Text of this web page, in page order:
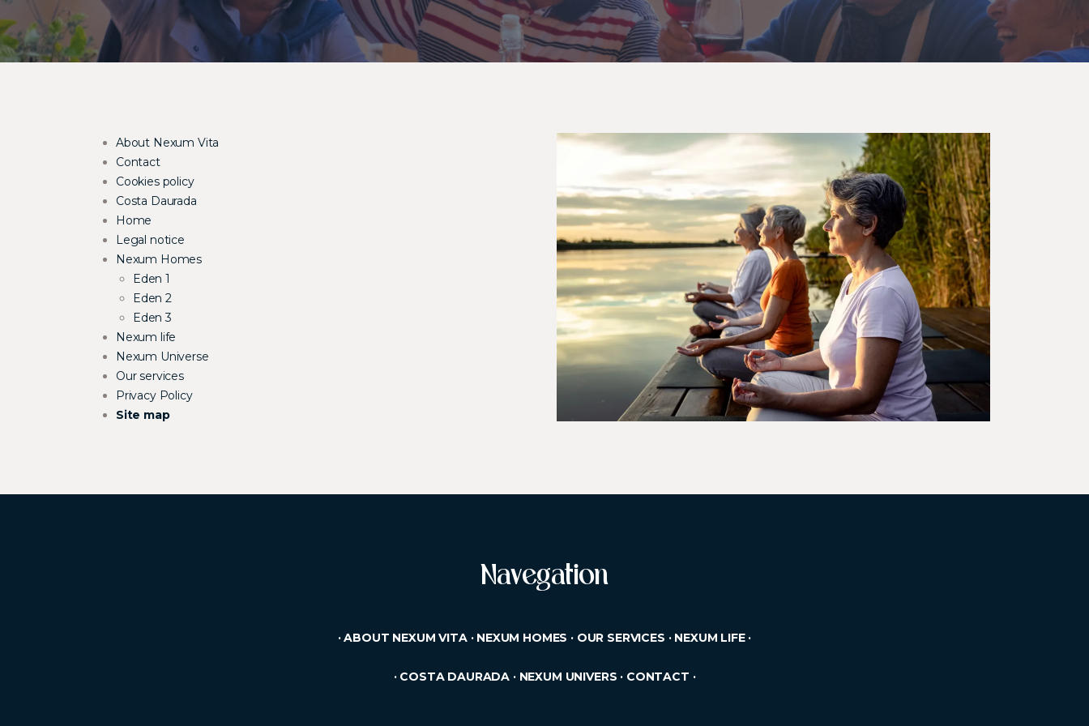
About Nexum Vita
Contact
Cookies policy
Costa Daurada
Home
Legal notice
Nexum Homes
Eden 1
Eden 2
Eden 3
Nexum life
Nexum Universe
Our services
Privacy Policy
Site map
Navegation
·ABOUT NEXUM VITA· NEXUM HOMES · OUR SERVICES · NEXUM LIFE·
· COSTA DAURADA · NEXUM UNIVERS · CONTACT ·